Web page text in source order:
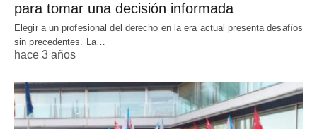
para tomar una decisión informada
Elegir a un profesional del derecho en la era actual presenta desafíos
sin precedentes. La…
hace 3 años